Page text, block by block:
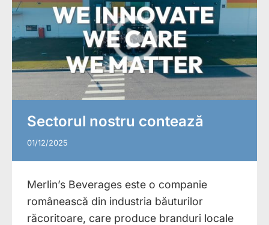
Sectorul nostru contează
01/12/2025
Merlin’s Beverages este o companie
românească din industria băuturilor
răcoritoare, care produce branduri locale